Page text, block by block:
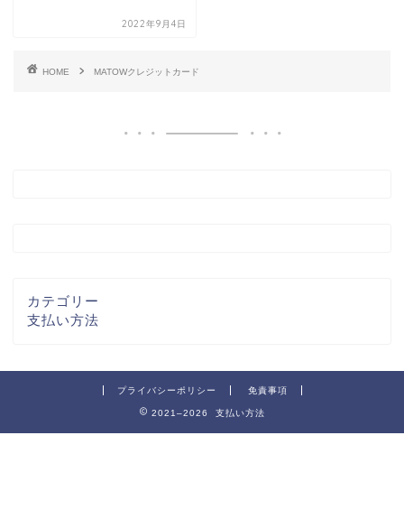
2022年9月4日
HOME MATOWクレジットカード
カテゴリー
支払い方法
プライバシーポリシー 免責事項
2021–2026 支払い方法